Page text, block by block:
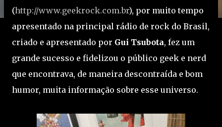
(http://www.geekrock.com.br), por muito tempo
apresentado na principal rádio de rock do Brasil,
criado e apresentado por Gui Tsubota, fez um
grande sucesso e fidelizou o público geek e nerd
que encontrava, de maneira descontraída e bom
humor, muita informação sobre esse universo.